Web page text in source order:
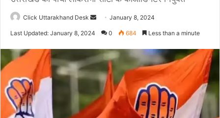
Click Uttarakhand Desk
a
m
January 8, 2024
Last Updated: January 8, 2024 0 684 Less than a minute